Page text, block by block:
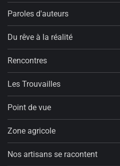
Paroles d'auteurs
Du rêve à la réalité
Rencontres
Les Trouvailles
Point de vue
Zone agricole
Nos artisans se racontent